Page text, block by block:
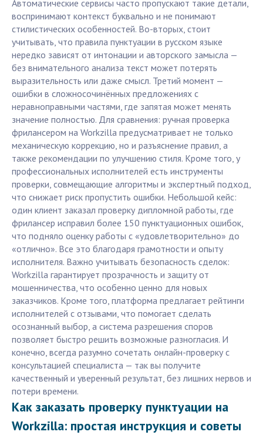
Автоматические сервисы часто пропускают такие детали,
воспринимают контекст буквально и не понимают
стилистических особенностей. Во-вторых, стоит
учитывать, что правила пунктуации в русском языке
нередко зависят от интонации и авторского замысла —
без внимательного анализа текст может потерять
выразительность или даже смысл. Третий момент —
ошибки в сложносочинённых предложениях с
неравноправными частями, где запятая может менять
значение полностью. Для сравнения: ручная проверка
фрилансером на Workzilla предусматривает не только
механическую коррекцию, но и разъяснение правил, а
также рекомендации по улучшению стиля. Кроме того, у
профессиональных исполнителей есть инструменты
проверки, совмещающие алгоритмы и экспертный подход,
что снижает риск пропустить ошибки. Небольшой кейс:
один клиент заказал проверку дипломной работы, где
фрилансер исправил более 150 пунктуационных ошибок,
что подняло оценку работы с «удовлетворительно» до
«отлично». Все это благодаря грамотности и опыту
исполнителя. Важно учитывать безопасность сделок:
Workzilla гарантирует прозрачность и защиту от
мошенничества, что особенно ценно для новых
заказчиков. Кроме того, платформа предлагает рейтинги
исполнителей с отзывами, что помогает сделать
осознанный выбор, а система разрешения споров
позволяет быстро решить возможные разногласия. И
конечно, всегда разумно сочетать онлайн-проверку с
консультацией специалиста — так вы получите
качественный и уверенный результат, без лишних нервов и
потери времени.
Как заказать проверку пунктуации на
Workzilla: простая инструкция и советы